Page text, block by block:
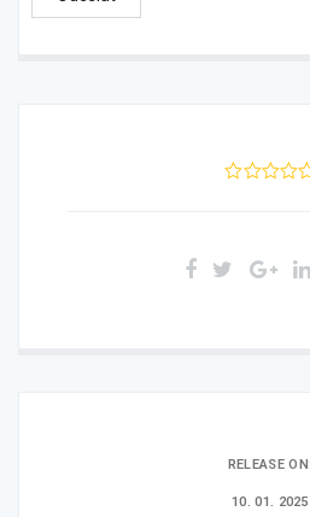
of
RELEASE ON:
10. 01. 2025